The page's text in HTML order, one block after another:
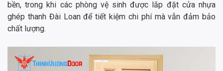
bền, trong khi các phòng vệ sinh được lắp đặt cửa nhựa
ghép thanh Đài Loan để tiết kiệm chi phí mà vẫn đảm bảo
chất lượng.